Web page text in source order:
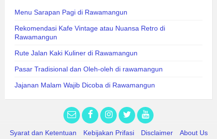
Menu Sarapan Pagi di Rawamangun
Rekomendasi Kafe Vintage atau Nuansa Retro di
Rawamangun
Rute Jalan Kaki Kuliner di Rawamangun
Pasar Tradisional dan Oleh-oleh di rawamangun
Jajanan Malam Wajib Dicoba di Rawamangun
Syarat dan Ketentuan Kebijakan Prifasi Disclaimer About Us